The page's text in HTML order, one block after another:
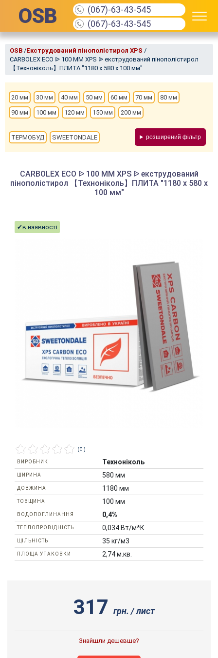
OSB
(067)-63-43-545
(067)-63-43-545
OSB /Екструдований пінополістирол XPS /
CARBOLEX ECO ᐉ 100 ММ XPS ᐉ екструдований пінополістирол
【Техноніколь】ПЛИТА "1180 х 580 х 100 мм"
20 мм 30 мм 40 мм 50 мм 60 мм 70 мм 80 мм
90 мм 100 мм 120 мм 150 мм 200 мм
ТЕРМОБУД SWEETONDALE розширений фільтр
CARBOLEX ECO ᐉ 100 ММ XPS ᐉ екструдований
пінополістирол 【Техноніколь】ПЛИТА "1180 х 580 х
100 мм"
✔в наявності
(0 )
ВИРОБНИК Техноніколь
ШИРИНА 580 мм
ДОВЖИНА 1180 мм
ТОВЩИНА 100 мм
ВОДОПОГЛИНАННЯ 0,4%
ТЕПЛОПРОВІДНІСТЬ 0,034 Вт/м*К
ЩІЛЬНІСТЬ 35 кг/м3
ПЛОЩА УПАКОВКИ 2,74 м.кв.
317 грн. / лист
Знайшли дешевше?